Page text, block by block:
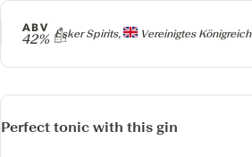
Producer
Esker Spirits, Vereinigtes Königreich
ABV
42%
Perfect tonic with this gin